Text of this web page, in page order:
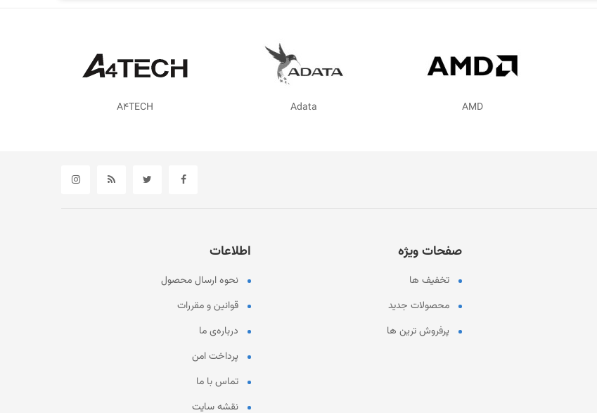
Adata AMD ASUS
صفحات ویژه
تخفیف ها
محصولات جدید
پرفروش ترین ها
اطلاعات
نحوه ارسال محصول
قوانین و مقررات
درباره‌ی ما
پرداخت امن
تماس با ما
نقشه سایت